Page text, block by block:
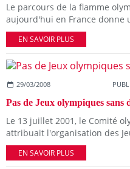
Le parcours de la flamme
aujourd'hui en France donne
EN SAVOIR PLUS
29/03/2008
Pas de Jeux olympiques sans
Le 13 juillet 2001, le Comité
attribuait l'organisation des
EN SAVOIR PLUS